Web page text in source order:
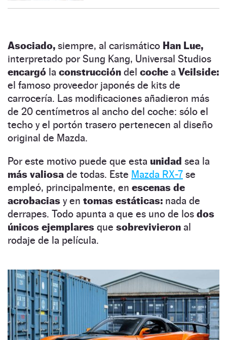
Asociado, siempre, al carismático Han Lue,
interpretado por Sung Kang, Universal Studios
encargó la construcción del coche a Veilside:
el famoso proveedor japonés de kits de
carrocería. Las modificaciones añadieron más
de 20 centímetros al ancho del coche: sólo el
techo y el portón trasero pertenecen al diseño
original de Mazda.
Por este motivo puede que esta unidad sea la
más valiosa de todas. Este Mazda RX-7 se
empleó, principalmente, en escenas de
acrobacias y en tomas estáticas: nada de
derrapes. Todo apunta a que es uno de los dos
únicos ejemplares que sobrevivieron al
rodaje de la película.